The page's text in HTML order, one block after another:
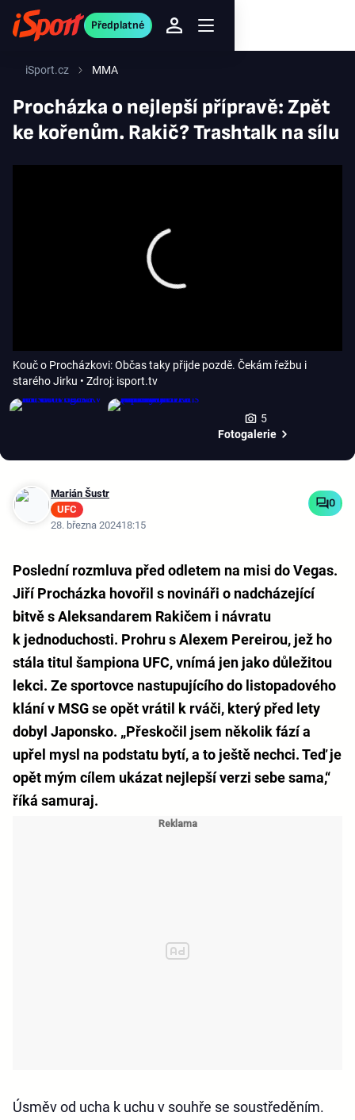
Předplatné
iSport.cz MMA
Procházka o nejlepší přípravě: Zpět
ke kořenům. Rakič? Trashtalk na sílu
Kouč o Procházkovi: Občas taky přijde pozdě. Čekám řežbu i
starého Jirku • Zdroj: isport.tv
5
Fotogalerie
Marián Šustr
UFC
28. března 202418:15
0
Poslední rozmluva před odletem na misi do Vegas.
Jiří Procházka hovořil s novináři o nadcházející
bitvě s Aleksandarem Rakičem i návratu
k jednoduchosti. Prohru s Alexem Pereirou, jež ho
stála titul šampiona UFC, vnímá jen jako důležitou
lekci. Ze sportovce nastupujícího do listopadového
klání v MSG se opět vrátil k rváči, který před lety
dobyl Japonsko. „Přeskočil jsem několik fází a
upřel mysl na podstatu bytí, a to ještě nechci. Teď je
opět mým cílem ukázat nejlepší verzi sebe sama,“
říká samuraj.
Úsměv od ucha k uchu v souhře se soustředěním.